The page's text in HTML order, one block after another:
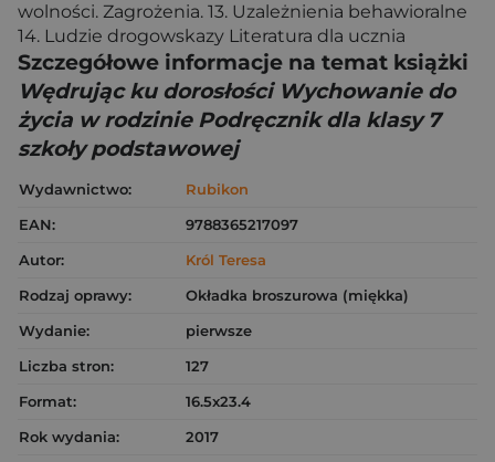
wolności. Zagrożenia. 13. Uzależnienia behawioralne
14. Ludzie drogowskazy Literatura dla ucznia
Szczegółowe informacje na temat książki
Wędrując ku dorosłości Wychowanie do
życia w rodzinie Podręcznik dla klasy 7
szkoły podstawowej
Wydawnictwo:
Rubikon
EAN:
9788365217097
Autor:
Król Teresa
Rodzaj oprawy:
Okładka broszurowa (miękka)
Wydanie:
pierwsze
Liczba stron:
127
Format:
16.5x23.4
Rok wydania:
2017